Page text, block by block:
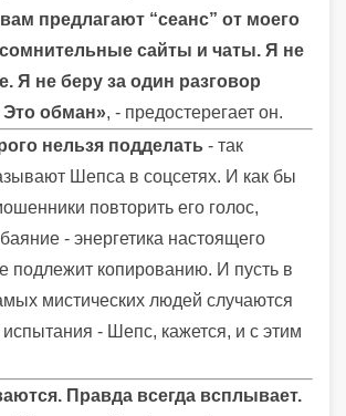
предлагают “сеанс” от моего
сайты и чаты. Я не
Я не беру за один разговор
Это обман», - предостерегает он.
нельзя подделать - так
Шепса в соцсетях. И как бы
повторить его голос,
- энергетика настоящего
подлежит копированию. И пусть в
мистических людей случаются
- Шепс, кажется, и с этим
Правда всегда всплывает.